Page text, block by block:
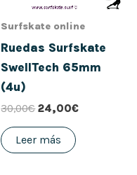
Surfskate online
Ruedas Surfskate
SwellTech 65mm
(4u)
30,00€ 24,00€
Leer más